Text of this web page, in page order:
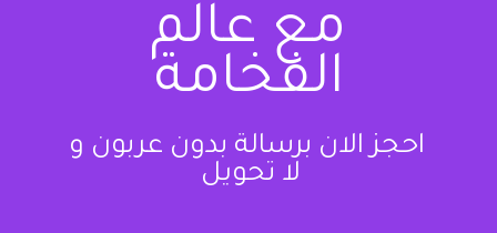
مع عالم
الفخامة
احجز الان برسالة بدون عربون و
لا تحويل